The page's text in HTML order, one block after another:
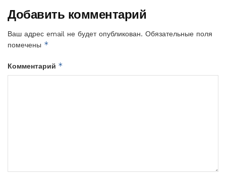
Добавить комментарий
Ваш адрес email не будет опубликован. Обязательные поля
помечены *
Комментарий *